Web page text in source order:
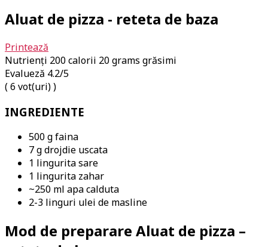
Aluat de pizza - reteta de baza
Printează
Nutrienți 200 calorii 20 grams grăsimi
Evalueză 4.2/5
(6 vot(uri) )
INGREDIENTE
500 g faina
7 g drojdie uscata
1 lingurita sare
1 lingurita zahar
~250 ml apa calduta
2-3 linguri ulei de masline
Mod de preparare Aluat de pizza –